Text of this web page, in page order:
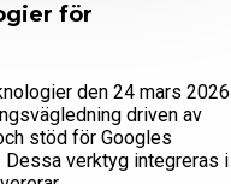
för
den 24 mars 2026
driven av
stöd för Googles
Dessa verktyg integreras i